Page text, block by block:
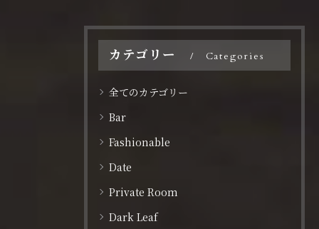
カテゴリー Categories
全てのカテゴリー
Bar
Fashionable
Date
Private Room
Dark Leaf